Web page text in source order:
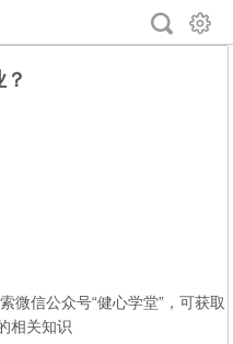
微信公众号“健心学堂”，可获取
相关知识